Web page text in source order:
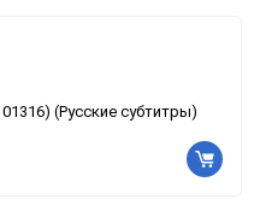
(Русские субтитры)